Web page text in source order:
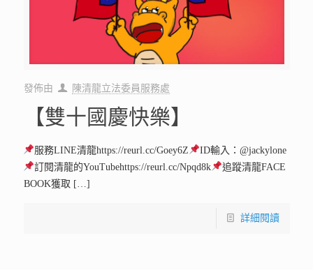
發佈由 陳清龍立法委員服務處
【雙十國慶快樂】
服務LINE清龍https://reurl.cc/Goey6Z
ID輸入：@jackylone
訂閱清龍的YouTubehttps://reurl.cc/Npqd8k
追蹤清龍FACE
BOOK獲取 […]
詳細閱讀